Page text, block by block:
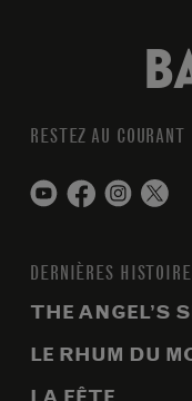
RESTEZ AU COURANT
DERNIÈRES
THE ANGEL’S
LE RHUM DU